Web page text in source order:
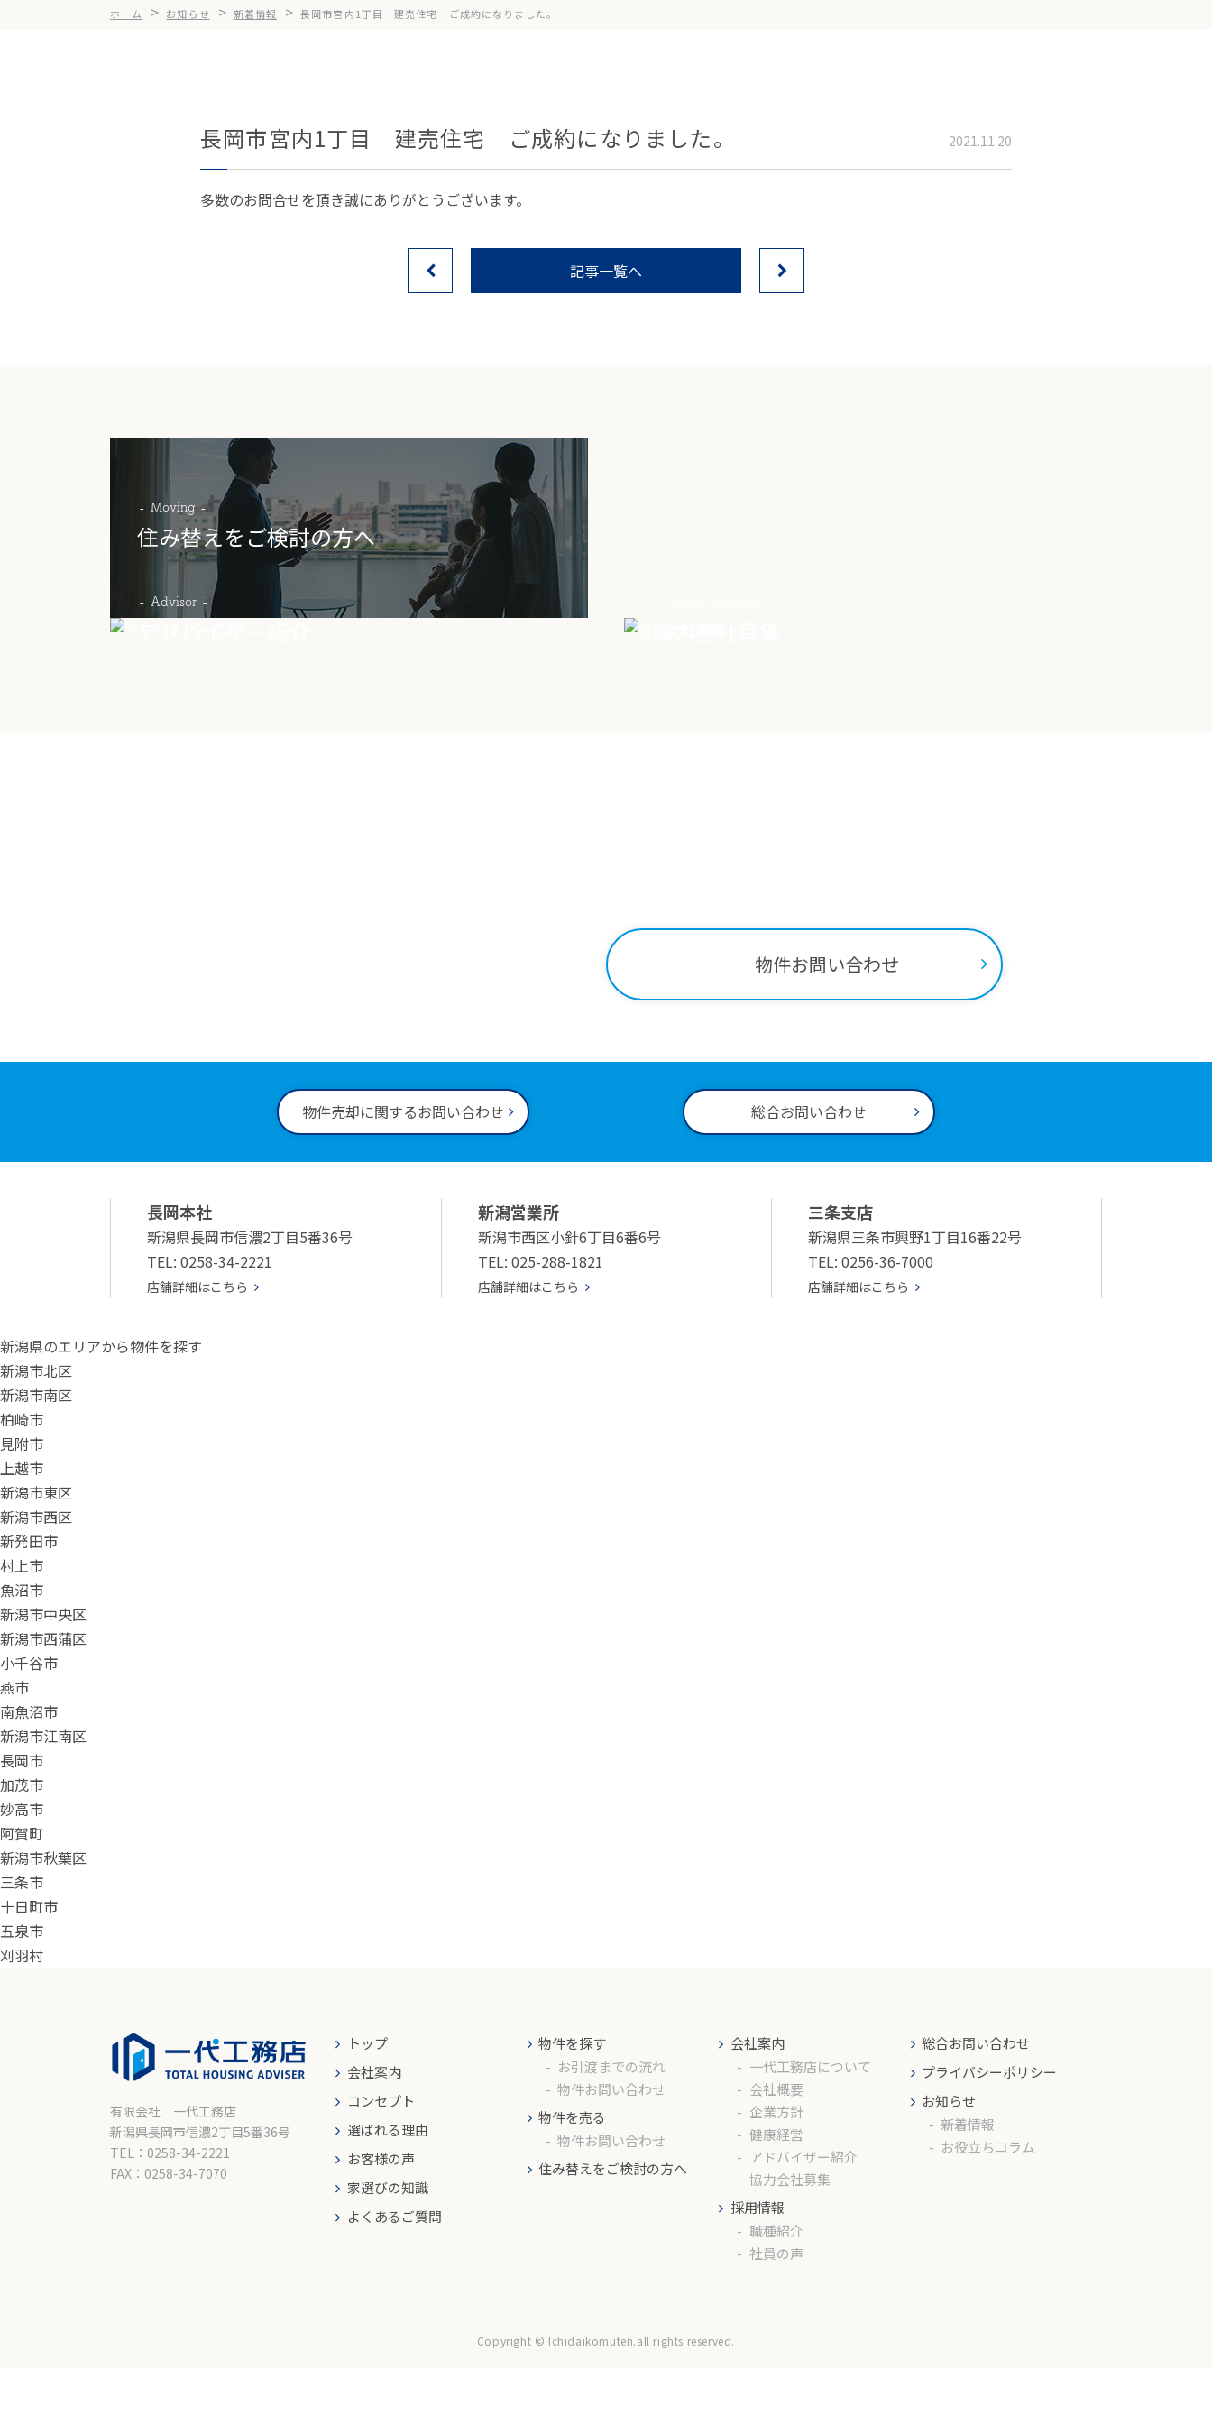
ホーム > お知らせ > 新着情報 > 長岡市宮内1丁目 建売住宅 ご成約になりました。
長岡市宮内1丁目 建売住宅 ご成約になりました。 2021.11.20
多数のお問合せを頂き誠にありがとうございます。
記事一覧へ
Moving
住み替えをご検討の方へ
Advisor
物件お問い合わせ
物件売却に関するお問い合わせ 総合お問い合わせ
長岡本社
新潟県長岡市信濃2丁目5番36号
TEL: 0258-34-2221
店舗詳細はこちら
新潟営業所
新潟市西区小針6丁目6番6号
TEL: 025-288-1821
店舗詳細はこちら
三条支店
新潟県三条市興野1丁目16番22号
TEL: 0256-36-7000
店舗詳細はこちら
新潟県のエリアから物件を探す
新潟市北区
新潟市南区
柏崎市
見附市
上越市
新潟市東区
新潟市西区
新発田市
村上市
魚沼市
新潟市中央区
新潟市西蒲区
小千谷市
燕市
南魚沼市
新潟市江南区
長岡市
加茂市
妙高市
阿賀町
新潟市秋葉区
三条市
十日町市
五泉市
刈羽村
有限会社 一代工務店
新潟県長岡市信濃2丁目5番36号
TEL：0258-34-2221
FAX：0258-34-7070
トップ
会社案内
コンセプト
選ばれる理由
お客様の声
家選びの知識
よくあるご質問
物件を探す
お引渡までの流れ
物件お問い合わせ
物件を売る
物件お問い合わせ
住み替えをご検討の方へ
会社案内
一代工務店について
会社概要
企業方針
健康経営
アドバイザー紹介
協力会社募集
採用情報
職種紹介
社員の声
総合お問い合わせ
プライバシーポリシー
お知らせ
新着情報
お役立ちコラム
Copyright © Ichidaikomuten.all rights reserved.